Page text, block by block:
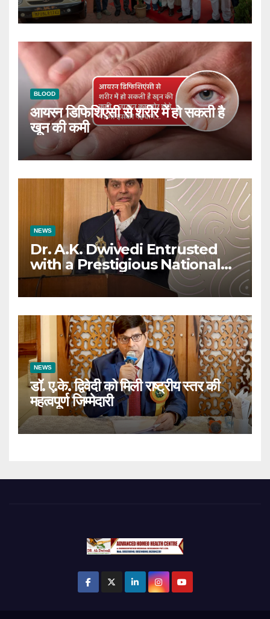
BLOOD
आयरन डिफिशिएंसी से शरीर में हो सकती है
खून की कमी
NEWS
Dr. A.K. Dwivedi Entrusted
with a Prestigious National
Responsibility
NEWS
डॉ. ए.के. द्विवेदी को मिली राष्ट्रीय स्तर की
महत्वपूर्ण जिम्मेदारी